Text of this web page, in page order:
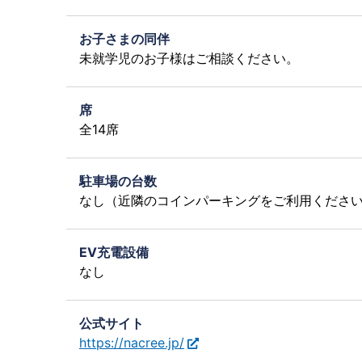
お子さまの同伴
未就学児のお子様はご相談ください。
席
全14席
駐車場の台数
なし（近隣のコインパーキングをご利用くださ
EV充電設備
なし
公式サイト
https://nacree.jp/